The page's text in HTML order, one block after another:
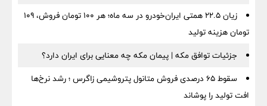
زیان ۲۲.۵ همتی ایران‌خودرو در سه ماه؛ هر ۱۰۰ تومان فروش، ۱۰۹
تومان هزینه تولید
جزئیات توافق مکه | پیمان مکه چه معنایی برای ایران دارد؟
سقوط ۶۵ درصدی فروش متانول پتروشیمی زاگرس ؛ رشد نرخ‌ها
افت تولید را پوشاند